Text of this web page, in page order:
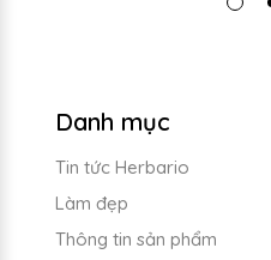
Danh mục
Tin tức Herbario
Làm đẹp
Thông tin sản phẩm